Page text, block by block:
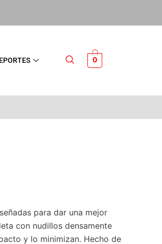
0
para dar una mejor
con nudillos densamente
y lo minimizan. Hecho de